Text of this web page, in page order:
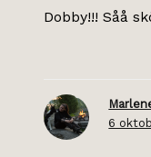
Dobby!!! Såå
6